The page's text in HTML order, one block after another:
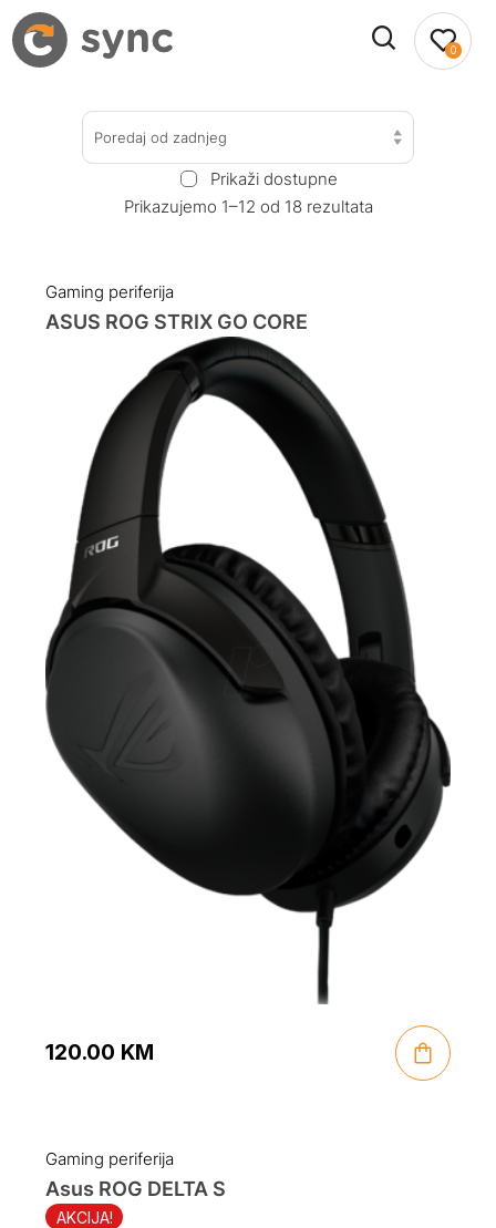
0
Poredaj od zadnjeg
Prikaži dostupne
Prikazujemo 1–12 od 18 rezultata
Gaming periferija
ASUS ROG STRIX GO CORE
120.00 KM
Gaming periferija
AKCIJA!
Asus ROG DELTA S